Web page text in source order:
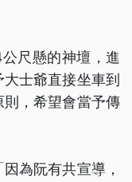
尺懸的神壇，進
士爺直接坐車到
，希望會當予傳
為阮有共宣導，